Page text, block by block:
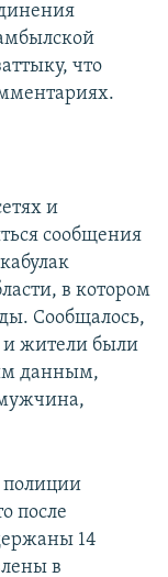
что
и
сообщения
в котором
Сообщалось,
и жители были
данным,
полиции
после
14
в